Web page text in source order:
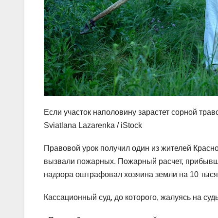
Если участок наполовину зарастет сорной
Sviatlana Lazarenka / iStock
Правовой урок получил один из жителей
вызвали пожарных. Пожарный расчет,
надзора оштрафовал хозяина земли на 10
Кассационный суд, до которого, жалуясь на